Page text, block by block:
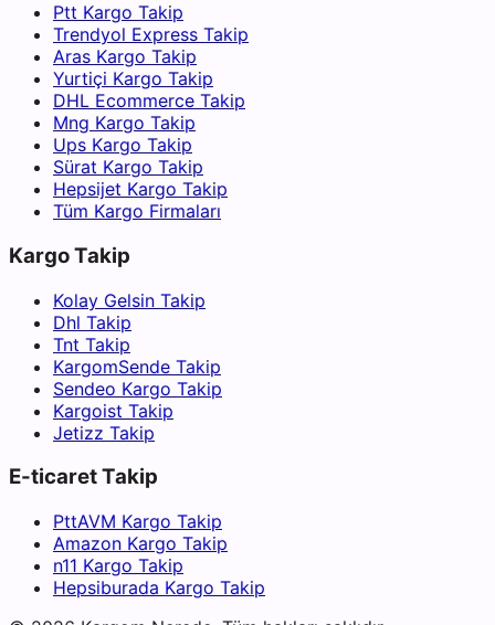
Ptt Kargo Takip
Trendyol Express Takip
Aras Kargo Takip
Yurtiçi Kargo Takip
DHL Ecommerce Takip
Mng Kargo Takip
Ups Kargo Takip
Sürat Kargo Takip
Hepsijet Kargo Takip
Tüm Kargo Firmaları
Kargo Takip
Kolay Gelsin Takip
Dhl Takip
Tnt Takip
KargomSende Takip
Sendeo Kargo Takip
Kargoist Takip
Jetizz Takip
E-ticaret Takip
PttAVM Kargo Takip
Amazon Kargo Takip
n11 Kargo Takip
Hepsiburada Kargo Takip